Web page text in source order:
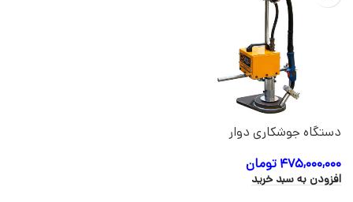
دستگاه جوشکاری دوار
WELDER
۴۷۵,۰۰۰,۰۰۰ تومان
افزودن به سبد خرید